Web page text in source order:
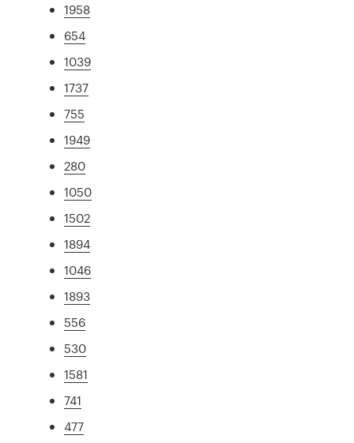
1958
654
1039
1737
755
1949
280
1050
1502
1894
1046
1893
556
530
1581
741
477